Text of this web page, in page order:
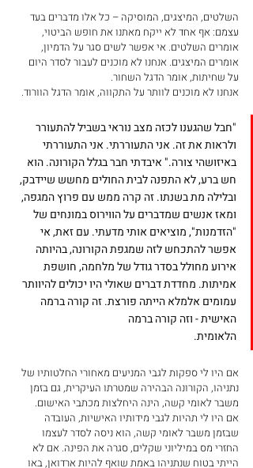
השלטים, המיצגים, המוסיקה – כל אלו מדברים בעד
עצמם: אף אחד לא ייקח מאתנו את חופש הביטוי,
אומרים השלטים. אי אפשר לשים סגר על הדמיון,
אומרים המיצגים. אנחנו לא מוכנים לעבור לסדר היום
על שחיתות, אומר הדגל השחור.
אנחנו לא מוכנים לוותר על התקווה, אומר הדגל הוורוד.
"חבל שהגענו לכזה מצב נוראי בשביל להתעורר
ולראות את זה. אני התעוררתי. אני התעוררתי
באיזושהי צורה." איבדתי חבר בגלל הקורונה. הוא
חש ברע, לא התפנה לבית החולים מחשש שיידבק,
ובלילה מת בשנתו. זה קרה ממש עם פרוץ המגפה,
ומאז אנשים שמדברים על הווירוס במונחים של
"הזדמנות", מוציאים אותי מדעתי. עם זאת, אי
אפשר להתכחש לזה שמגפת הקורונה, בהיותה
אירוע מחולל בסדר גודל של מלחמה, חושפת
אמיתות. מחדדת דברים שאולי היו יכולים להיוותר
עמומים אלמלא הייתה פורצת. זה קורה ברמה
האישית - וזה קורה ברמה
הלאומית.
אם היו לי ספקות לגבי המניעים מאחורי החלטותיו של
נתניהו, הקורונה הבהירה שמטרתו העיקרית, גם בזמן
משבר לאומי קשה, הינה היחלצות מכתבי האישום.
אם היו לי תהיות לגבי מידותיו האישיות, העובדה
שבזמן משבר לאומי קשה, הוא ניסה לסדר לעצמו
החזרי מס במיליוני שקלים, סגרה את הפינה. אם לא
הייתי בטוח שנתניהו באמת שואף להיות ארדואן, באו